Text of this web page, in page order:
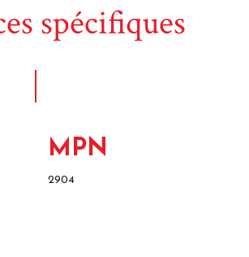
spécifiques
MPN
2904